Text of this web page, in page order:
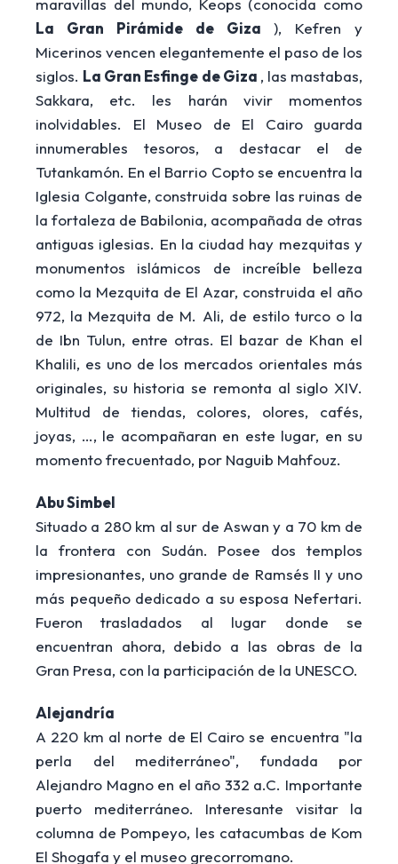
La Gran Pirámide de Giza
), Kefren y
Micerinos vencen elegantemente el paso de los
siglos. La Gran Esfinge de Giza , las mastabas,
Sakkara, etc. les harán vivir momentos
inolvidables. El Museo de El Cairo guarda
innumerables tesoros, a destacar el de
Tutankamón. En el Barrio Copto se encuentra la
Iglesia Colgante, construida sobre las ruinas de
la fortaleza de Babilonia, acompañada de otras
antiguas iglesias. En la ciudad hay mezquitas y
monumentos islámicos de increíble belleza
como la Mezquita de El Azar, construida el año
972, la Mezquita de M. Ali, de estilo turco o la
de Ibn Tulun, entre otras. El bazar de Khan el
Khalili, es uno de los mercados orientales más
originales, su historia se remonta al siglo XIV.
Multitud de tiendas, colores, olores, cafés,
joyas, …, le acompañaran en este lugar, en su
momento frecuentado, por Naguib Mahfouz.
Abu Simbel
Situado a 280 km al sur de Aswan y a 70 km de
la frontera con Sudán. Posee dos templos
impresionantes, uno grande de Ramsés II y uno
más pequeño dedicado a su esposa Nefertari.
Fueron trasladados al lugar donde se
encuentran ahora, debido a las obras de la
Gran Presa, con la participación de la UNESCO.
Alejandría
A 220 km al norte de El Cairo se encuentra "la
perla del mediterráneo", fundada por
Alejandro Magno en el año 332 a.C. Importante
puerto mediterráneo. Interesante visitar la
columna de Pompeyo, les catacumbas de Kom
El Shogafa y el museo grecorromano.